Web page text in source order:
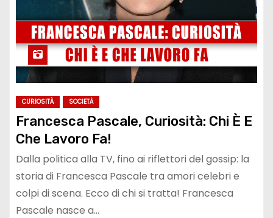
CURIOSITÀ SOCIETÀ
Francesca Pascale, Curiosità: Chi È E
Che Lavoro Fa!
Dalla politica alla TV, fino ai riflettori del gossip: la
storia di Francesca Pascale tra amori celebri e
colpi di scena. Ecco di chi si tratta! Francesca
Pascale nasce a…